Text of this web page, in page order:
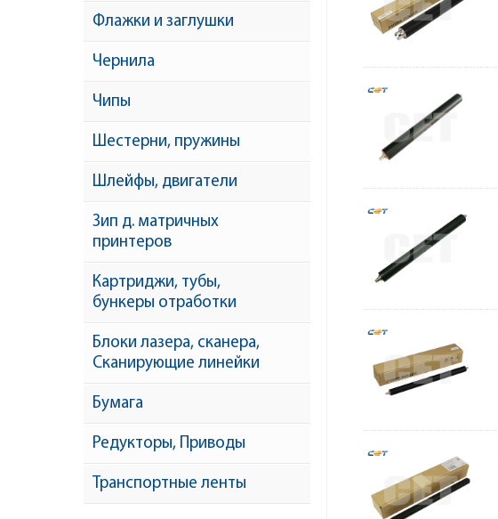
Флажки и заглушки
Чернила
Чипы
Шестерни, пружины
Шлейфы, двигатели
Зип д. матричных
принтеров
Картриджи, тубы,
бункеры отработки
Блоки лазера, сканера,
Сканирующие линейки
Бумага
Редукторы, Приводы
Транспортные ленты